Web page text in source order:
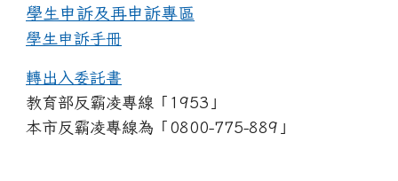
學生申訴及再申訴專區
學生申訴手冊
轉出入委託書
教育部反霸凌專線「1953」
本市反霸凌專線為「0800-775-889」